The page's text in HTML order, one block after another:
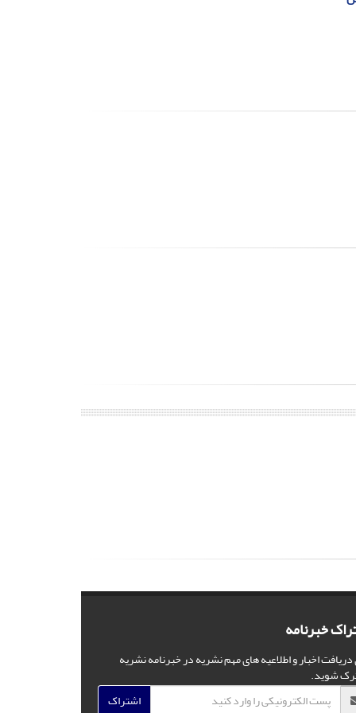
خبرنامه
دریافت اخبار و اطلاعیه های مهم نشریه در خبرنامه نشریه
شوید.
اشتراک